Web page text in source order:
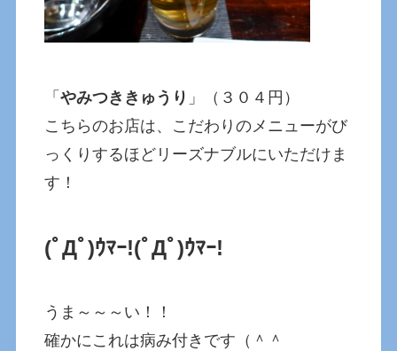
「やみつききゅうり 」（３０４円）
こちらのお店は、こだわりのメニューがび
っくりするほどリーズナブルにいただけま
す！
(ﾟДﾟ)ｳﾏｰ!(ﾟДﾟ)ｳﾏｰ!
うま～～～い！！
確かにこれは病み付きです（＾＾